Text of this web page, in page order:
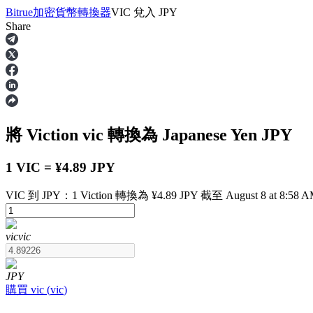
合約
多種以USDT結算的永續合約
Bitrue加密貨幣轉換器VIC 兌入 JPY
Share
將 Viction vic 轉換為 Japanese Yen JPY
1 VIC = ¥4.89 JPY
VIC 到 JPY：1 Viction 轉換為 ¥4.89 JPY 截至 August 8 at 8:58
vicvic
JPY
購買 vic (vic)